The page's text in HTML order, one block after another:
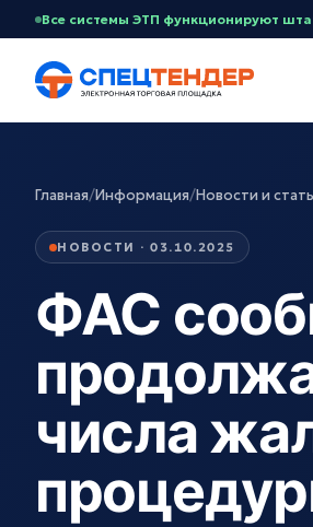
Все системы ЭТП функционируют
Главная/Информация/Новости и
НОВОСТИ · 03.10.2025
ФАС
числа